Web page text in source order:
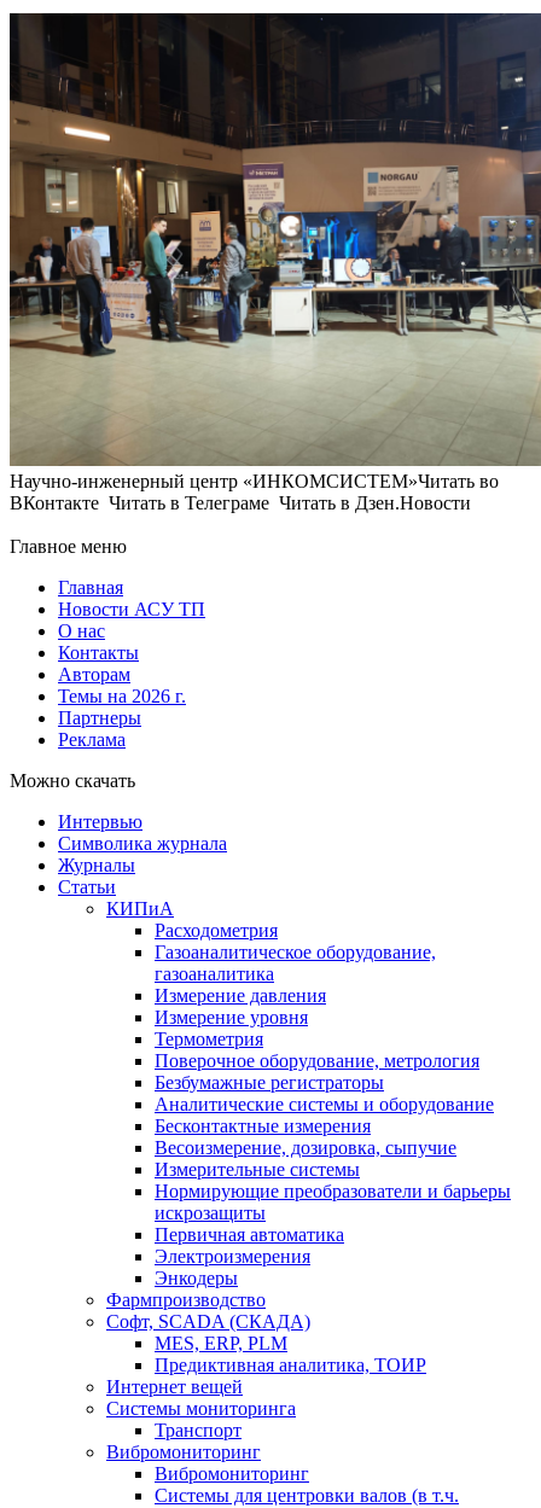
Научно-инженерный центр «ИНКОМСИСТЕМ»Читать во
ВКонтакте Читать в Телеграме Читать в Дзен.Новости
Главное меню
Главная
Новости АСУ ТП
О нас
Контакты
Авторам
Темы на 2026 г.
Партнеры
Реклама
Можно скачать
Интервью
Символика журнала
Журналы
Статьи
КИПиА
Расходометрия
Газоаналитическое оборудование,
газоаналитика
Измерение давления
Измерение уровня
Термометрия
Поверочное оборудование, метрология
Безбумажные регистраторы
Аналитические системы и оборудование
Бесконтактные измерения
Весоизмерение, дозировка, сыпучие
Измерительные системы
Нормирующие преобразователи и барьеры
искрозащиты
Первичная автоматика
Электроизмерения
Энкодеры
Фармпроизводство
Софт, SCADA (СКАДА)
MES, ERP, PLM
Предиктивная аналитика, ТОИР
Интернет вещей
Системы мониторинга
Транспорт
Вибромониторинг
Вибромониторинг
Системы для центровки валов (в т.ч.